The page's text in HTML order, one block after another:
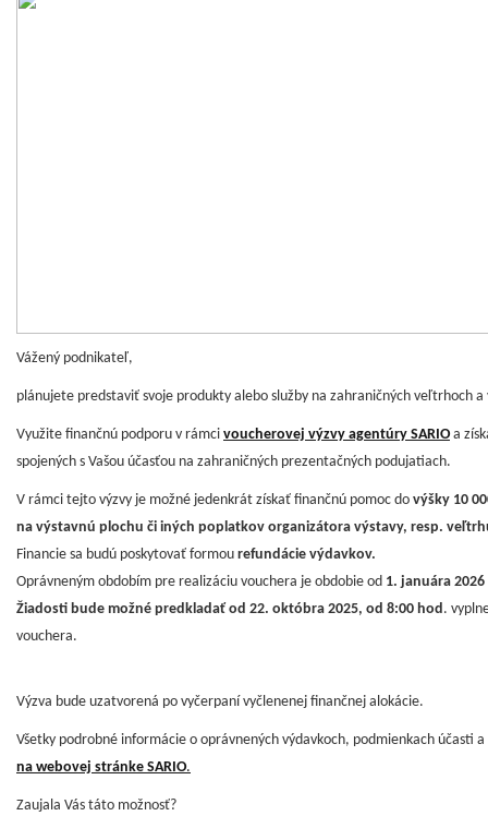
Vážený podnikateľ,
plánujete predstaviť svoje produkty alebo služby na zahraničných veľtrhoch
Využite finančnú podporu v rámci voucherovej výzvy agentúry SARIOa
spojených s Vašou účasťou na zahraničných prezentačných podujatiach.
V rámci tejto výzvy je možné jedenkrát získať finančnú pomoc do výšky 10
na výstavnú plochu či iných poplatkov organizátora výstavy, resp.
Financie sa budú poskytovať formou refundácie výdavkov.
Oprávneným obdobím pre realizáciu vouchera je obdobie od 1. januára
Žiadosti bude možné predkladať od 22. októbra 2025, od 8:00 hod.
vouchera.
Výzva bude uzatvorená po vyčerpaní vyčlenenej finančnej alokácie.
Všetky podrobné informácie o oprávnených výdavkoch, podmienkach účasti
na webovej stránke SARIO.
Zaujala Vás táto možnosť?